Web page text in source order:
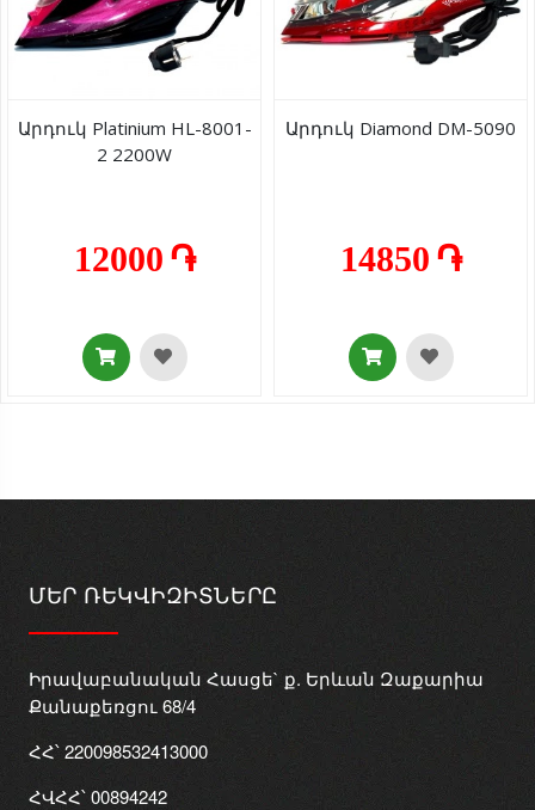
Արդուկ Platinium HL-8001-
2 2200W
12000 ֏
Արդուկ Diamond DM-5090
14850 ֏
ՄԵՐ ՌԵԿՎԻԶԻՏՆԵՐԸ
Իրավաբանական Հասցե` ք. Երևան Զաքարիա
Քանաքեռցու 68/4
ՀՀ՝ 220098532413000
ՀՎՀՀ՝ 00894242